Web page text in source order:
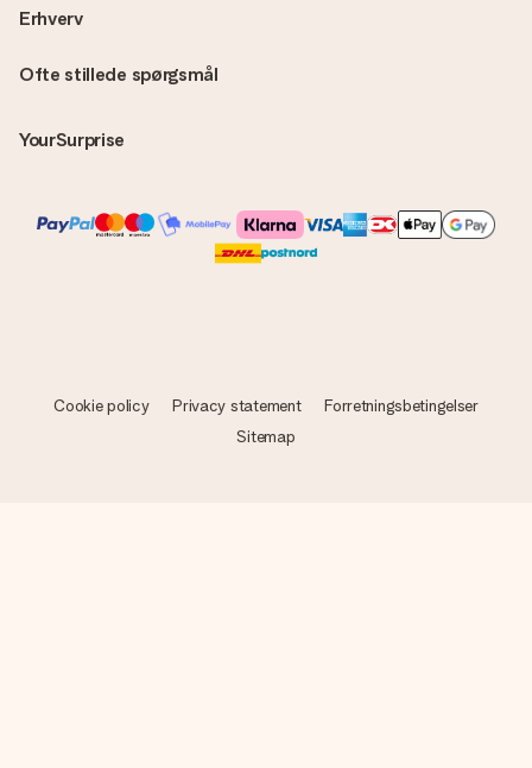
Ofte stillede spørgsmål
YourSurprise
Erhverv
Cookie policy Privacy statement
Forretningsbetingelser
Sitemap